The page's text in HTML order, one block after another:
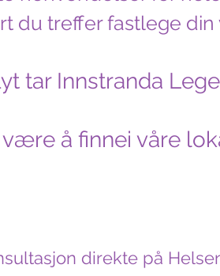
du treffer fastlege
tar Innstranda
å finnei våre
direkte på